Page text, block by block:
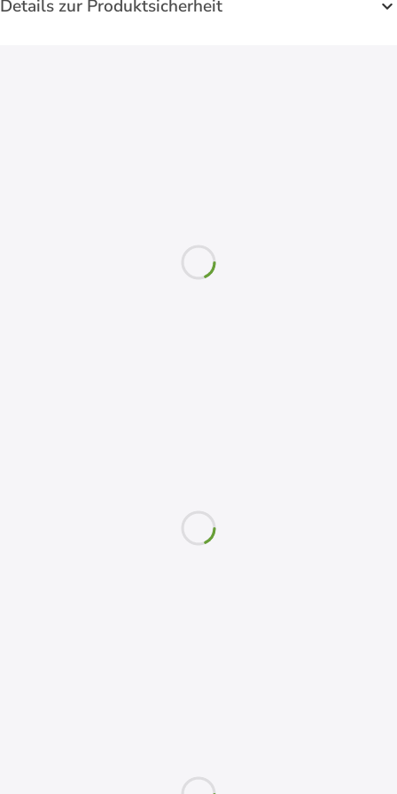
Details zur Produktsicherheit